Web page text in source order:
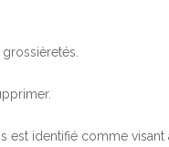
est identifié comme